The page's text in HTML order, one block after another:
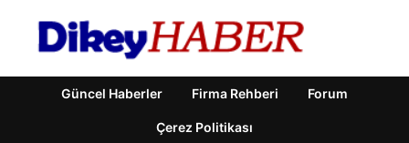
Güncel Haberler Firma Rehberi Forum
Çerez Politikası